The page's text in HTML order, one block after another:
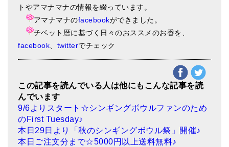
トやアマナマナの情報を綴っています。
アマナマナのfacebookができました。
チベット暦に基づく日々のおススメのお香を、
facebook、 twitterでチェック
この記事を読んでいる人は他にもこんな記事を読
んでいます
9/6よりスタート☆シンギングボウルファンのため
のFirst Tuesday♪
本日29日より「秋のシンギングボウル祭」開催♪
本日ご注文分まで☆5000円以上送料無料♪